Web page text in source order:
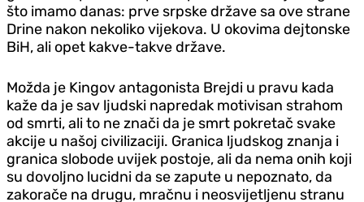
što imamo danas: prve srpske države sa ove strane
Drine nakon nekoliko vijekova. U okovima dejtonske
BiH, ali opet kakve-takve države.
Možda je Kingov antagonista Brejdi u pravu kada
kaže da je sav ljudski napredak motivisan strahom
od smrti, ali to ne znači da je smrt pokretač svake
akcije u našoj civilizaciji. Granica ljudskog znanja i
granica slobode uvijek postoje, ali da nema onih koji
su dovoljno lucidni da se zapute u nepoznato, da
zakorače na drugu, mračnu i neosvijetljenu stranu